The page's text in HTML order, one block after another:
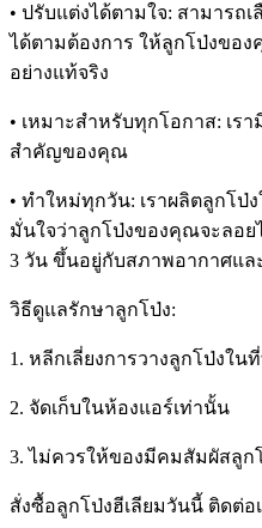
• ปรับแต่งได้ตามใจ: สามารถ
ได้ตามต้องการ ให้ลูกโป่งขอ
อย่างแท้จริง
• เหมาะสำหรับทุกโอกาส: เร
สำคัญของคุณ
• ทำใหม่ทุกวัน: เราผลิตลูกโป่
มั่นใจว่าลูกโป่งของคุณจะลอย
3 วัน ขึ้นอยู่กับสภาพอากาศแ
วิธีดูแลรักษาลูกโป่ง:
1. หลีกเลี่ยงการวางลูกโป่งใ
2. จัดเก็บในห้องแอร์เท่านั้น
3. ไม่ควรให้ของมีคมสัมผัสลูก
สั่งซื้อลูกโป่งฮีเลียมวันนี้ ติดต่อเ